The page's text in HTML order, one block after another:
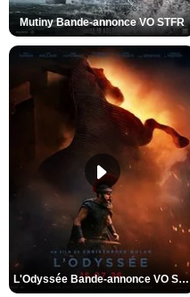
Mutiny Bande-annonce VO STFR
L'Odyssée Bande-annonce VO STFR